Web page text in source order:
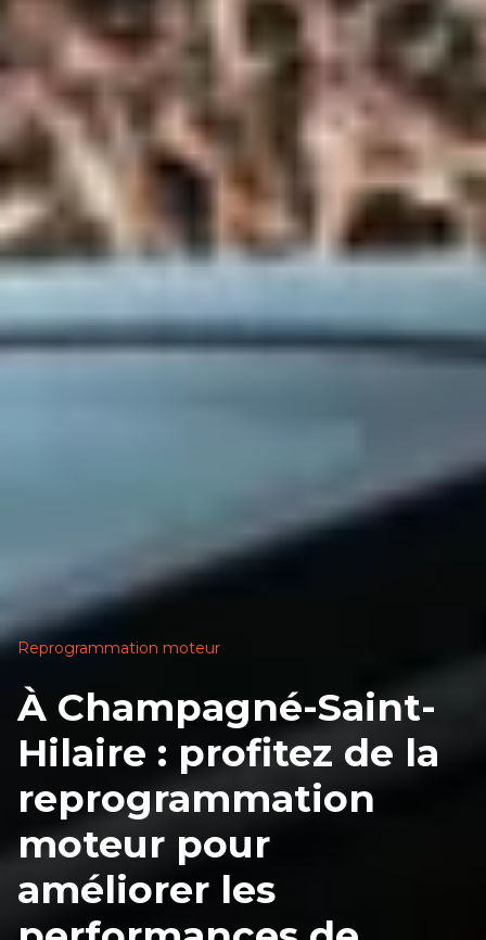
Reprogrammation moteur
À Champagné-Saint-
Hilaire : profitez de la
reprogrammation
moteur pour
améliorer les